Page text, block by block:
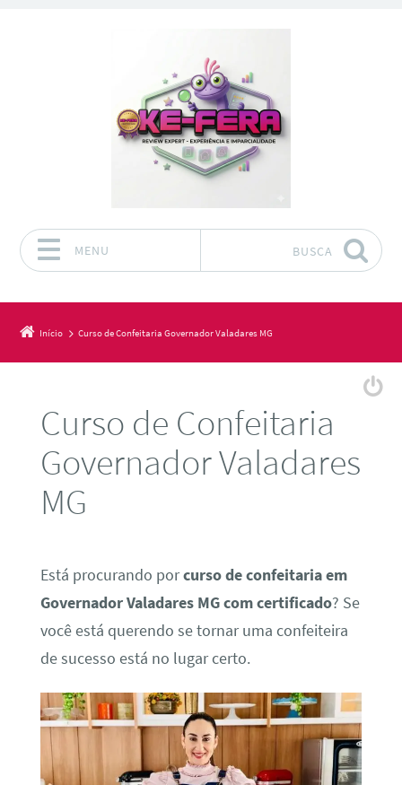
MENU BUSCA
Início Curso de Confeitaria Governador Valadares MG
Curso de Confeitaria
Governador Valadares
MG
Está procurando porcurso de confeitaria em
Governador Valadares MG com certificado? Se
você está querendo se tornar uma confeiteira
de sucesso está no lugar certo.